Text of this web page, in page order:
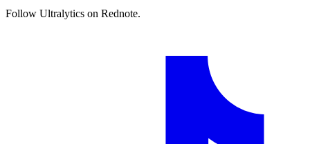
Follow Ultralytics on Rednote.